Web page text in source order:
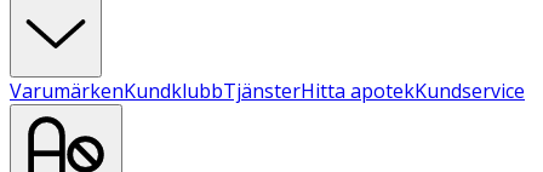
VarumärkenKundklubbTjänsterHitta apotekKundservice